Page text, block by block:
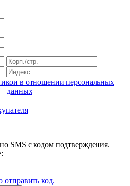
в отношении персональных
данных
SMS с кодом подтверждения.
код.